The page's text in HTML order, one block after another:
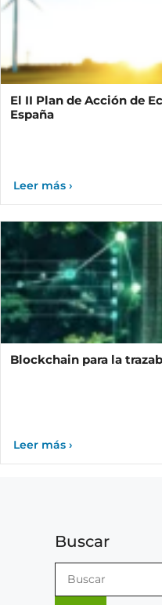
El II Plan de Acción de
España
Blockchain para la
Buscar